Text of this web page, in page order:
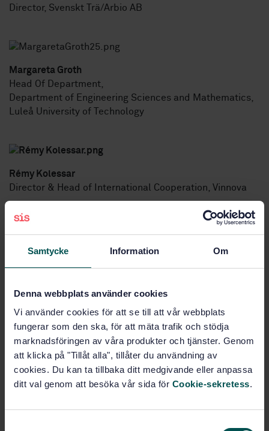
Samtycke Information Om
Denna webbplats använder cookies
Vi använder cookies för att se till att vår webbplats
fungerar som den ska, för att mäta trafik och stödja
marknadsföringen av våra produkter och tjänster. Genom
att klicka på "Tillåt alla", tillåter du användning av
cookies. Du kan ta tillbaka ditt medgivande eller anpassa
ditt val genom att besöka vår sida för Cookie-sekretess.
Director, Svenskt Trä/Arbio AB
Margareta Groth
Head Of Department,
Department of Engineering Sciences and Mathematics,
Luleå University of Technology
Rémy Kolessar
Director & Head of International Cooperation, Vinnova
Staff representatives
Anette Eriksson
Project manager, SIS